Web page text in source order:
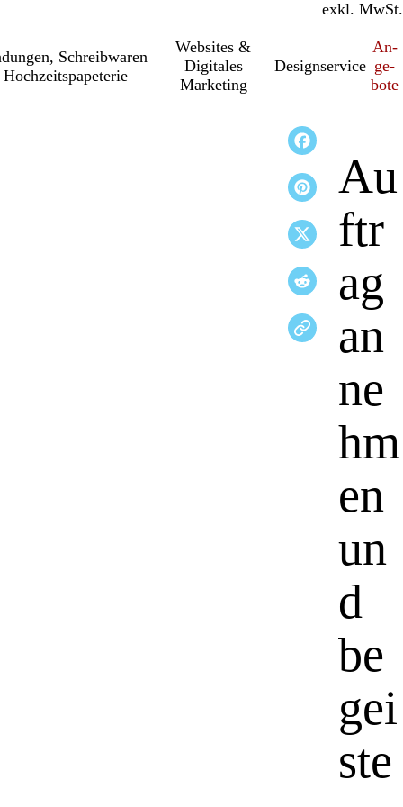
inkl. MwSt.
exkl. MwSt.
Schreib­wa­ren
Websites &
Digitales
Marketing
Designservice
An­­
ge­­
bo­­te
Au
ftr
ag
an
ne
hm
en
un
d
be
gei
ste